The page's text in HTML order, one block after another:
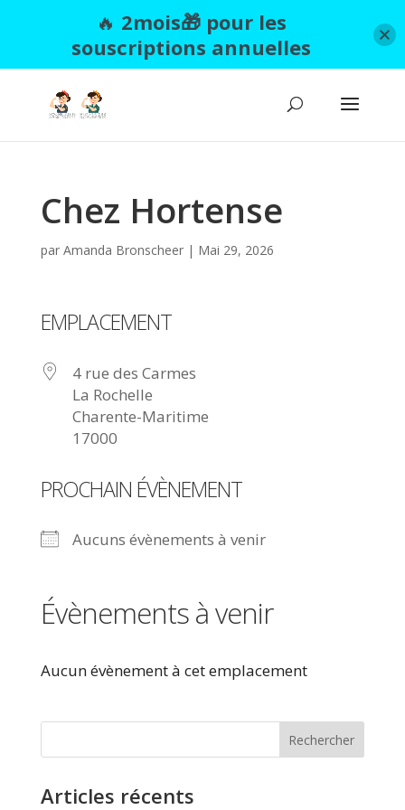
Chez Hortense
par Amanda Bronscheer| Mai 29, 2026
EMPLACEMENT
4 rue des Carmes
La Rochelle
Charente-Maritime
17000
PROCHAIN ÉVÈNEMENT
Aucuns évènements à venir
Évènements à venir
Aucun évènement à cet emplacement
Articles récents
🔥 2mois🎁 pour les
souscriptions annuelles